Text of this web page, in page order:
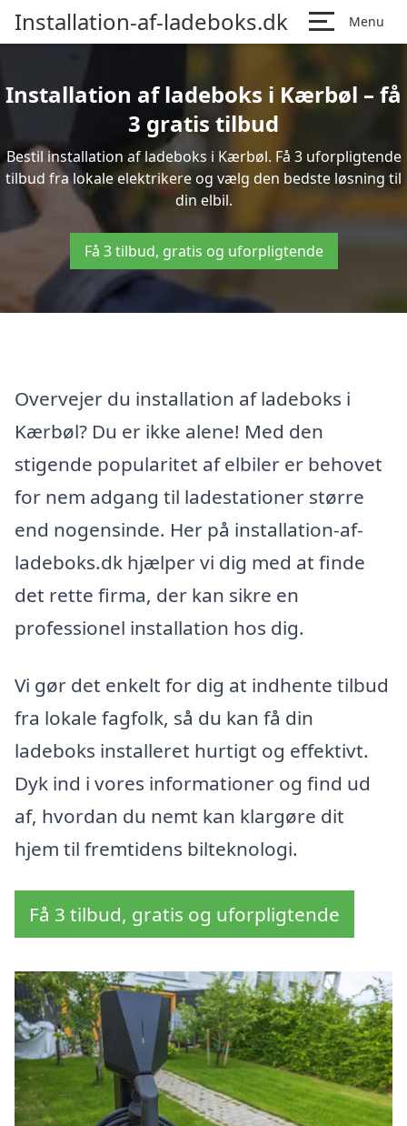
Installation-af-ladeboks.dk Menu
Installation af ladeboks i Kærbøl – få
3 gratis tilbud
Bestil installation af ladeboks i Kærbøl. Få 3 uforpligtende
tilbud fra lokale elektrikere og vælg den bedste løsning til
din elbil.
Få 3 tilbud, gratis og uforpligtende
Overvejer du installation af ladeboks i
Kærbøl? Du er ikke alene! Med den
stigende popularitet af elbiler er behovet
for nem adgang til ladestationer større
end nogensinde. Her på installation-af-
ladeboks.dk hjælper vi dig med at finde
det rette firma, der kan sikre en
professionel installation hos dig.
Vi gør det enkelt for dig at indhente tilbud
fra lokale fagfolk, så du kan få din
ladeboks installeret hurtigt og effektivt.
Dyk ind i vores informationer og find ud
af, hvordan du nemt kan klargøre dit
hjem til fremtidens bilteknologi.
Få 3 tilbud, gratis og uforpligtende